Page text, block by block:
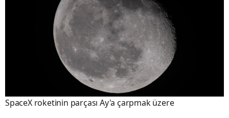
SpaceX roketinin parçası Ay'a çarpmak üzere